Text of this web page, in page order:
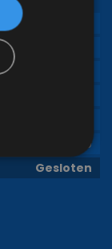
17:00
Gesloten